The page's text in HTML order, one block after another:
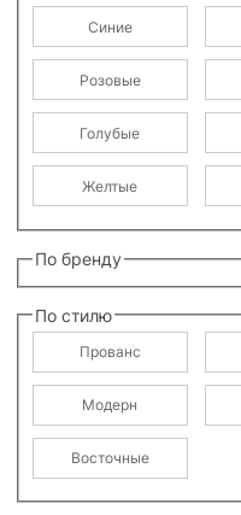
Синие
Розовые
Голубые
Желтые
По бренду
По стилю
Прованс
Модерн
Восточные